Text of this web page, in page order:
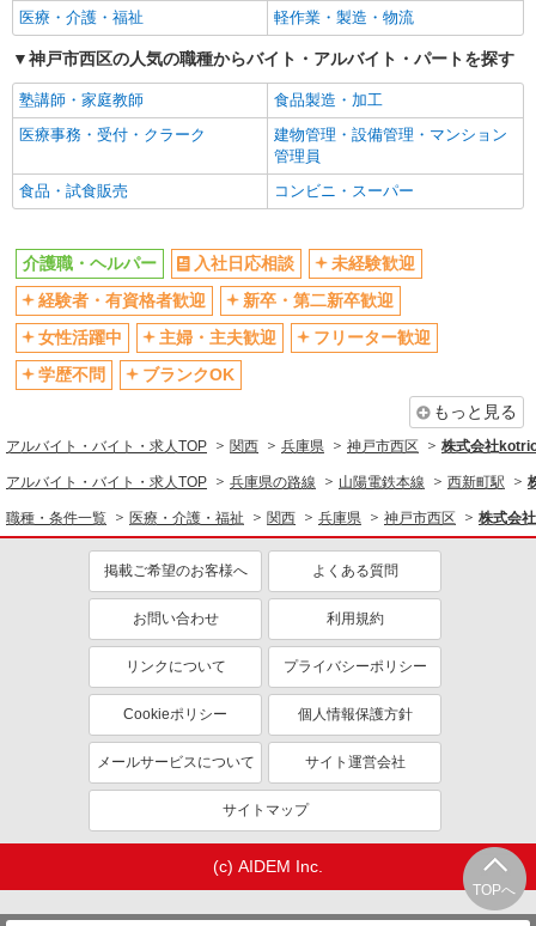
通費全支給(ガソリン代含む)＞
神戸市西区 ＊最寄り：伊川谷駅
キープ 詳細を見る
派遣社員
株式会社kotrio /●KB-H-1558292
≪西新町駅≫高収入＆負担少！高級シニアマン
時給1550円〜2187円 ＜日払い有/週払い有/交
通費全支給(ガソリン代含む)＞
神戸市西区/西新町駅すぐ
キープ 詳細を見る
株式会社ブレイブ（マイナビグループ）/MDH28
高齢者向け住宅、グループホームなど様々な勤
務先から選べます。
未経験：時給1350〜1550円（資格・経験によ
る） 経験者：時給1550〜1750円（資格・経験によ
日）＝30万8000円 ◆昇給あり ◆支払い方法 ※日
払い/週払い/月払い対応も可能です。詳しくは面談
時にご相談ください。 ◆交通費：別途全額支給 ※
当社規定あり
兵庫県神戸市西区 【最寄駅】 ◆神戸市営地下
鉄西神・山手線「伊川谷駅」 ◆神戸電鉄粟生線
「押部谷駅」 ◆神戸市営地下鉄西神・山手線「学
園都市駅」 ★その他、近隣に多数勤務地ありま
す！
キープ 詳細を見る
株式会社kotrio /●KB-H-1879459
高級ホテルのような空間＊。西新町駅そば▼サ
高住で見回りやお話相手など
時給1550円〜2187円 ＜日払い有/週払い有/交
通費全支給(ガソリン代含む)＞
エルダー（50代～）活躍中
シニア（60代～）活躍中
高収入・高額
ボーナス・賞与あり
昇給あり
完全週休2日制
フルタイム歓迎
禁煙・分煙
車通勤OK
バイク通勤OK
自転車通勤OK
社会保険あり
産休・育休取得実績あり
退職金・財形貯蓄制度あり
各種手当（家族・役職・インセン
ティブなど）あり
制服貸与
研修制度あり
資格取得支援制度あり
医療・介護・福祉
介護職・ヘルパー
同じ特徴から求人を探す
未経験歓迎
ミドル（40代～）活躍中
ボーナス・賞与あり
車通勤OK
社会保険あり
産休・育休取得実績あり
医療・介護・福祉
軽作業・製造・物流
神戸市西区の人気の職種からバイト・アルバイト・パートを探す
塾講師・家庭教師
食品製造・加工
医療事務・受付・クラーク
建物管理・設備管理・マンション
管理員
食品・試食販売
コンビニ・スーパー
TOPへ
介護職・ヘルパー 入社日応相談
未経験歓迎
経験者・有資格者歓迎
新卒・第二新卒歓迎
女性活躍中
主婦・主夫歓迎
フリーター歓迎
学歴不問
ブランクOK
もっと見る
アルバイト・バイト・求人TOP 関西 兵庫県 神戸市西区 株式会社
アルバイト・バイト・求人TOP 兵庫県の路線 山陽電鉄本線 西新町駅
職種・条件一覧 医療・介護・福祉 関西 兵庫県 神戸市西区 株式会
掲載ご希望のお客様へ よくある質問
お問い合わせ 利用規約
リンクについて プライバシーポリシー
Cookieポリシー 個人情報保護方針
メールサービスについて サイト運営会社
サイトマップ
(c) AIDEM Inc.